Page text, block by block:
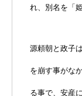
れ、別名を「
源頼朝と政子
を崩す事がな
る事で、安産